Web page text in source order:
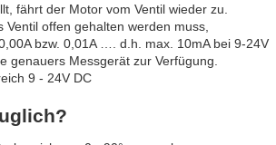
fährt der Motor vom Ventil wieder zu.
offen gehalten werden muss,
bzw. 0,01A …. d.h. max. 10mA bei 9-24V
genauers Messgerät zur Verfügung.
9 - 24V DC